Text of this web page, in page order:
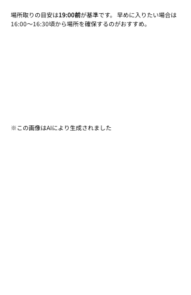
場所取りの目安は19:00前が基準です。 早めに入りたい場合は
16:00〜16:30頃から場所を確保するのがおすすめ。
※この画像はAIにより生成されました